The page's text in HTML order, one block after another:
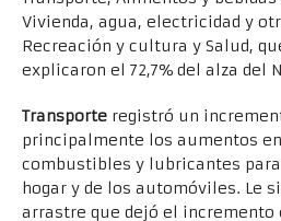
Vivienda, agua, electricidad y
Recreación y cultura y Salud,
explicaron el 72,7% del alza del
Transporte registró un
principalmente los aumentos
combustibles y lubricantes para
hogar y de los automóviles. Le
arrastre que dejó el incremento